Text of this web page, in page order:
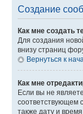
Создание
Как мне создать
Для создания
внизу страниц
Вернуться к
Как мне
Если вы не
соответствующем
также дату и